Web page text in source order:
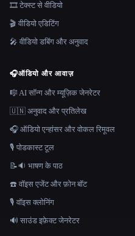
🎞️ टेक्स्ट से वीडियो
🎬 वीडियो एडिटिंग
🎤 वीडियो डबिंग और अनुवाद
🎧ऑडियो और आवाज़
🎼 AI सॉन्ग और म्यूज़िक जेनरेटर
🇺🇳 अनुवाद और प्रतिलेख
🎧 ऑडियो एन्हांसर और वोकल रिमूवल
🎙️ पोडकास्ट टूल
📝🔉 भाषण के पाठ
☎️ वॉइस एजेंट और फ़ोन बॉट
🎙️ वॉइस क्लोनिंग
🔊 साउंड इफ़ेक्ट जेनरेटर